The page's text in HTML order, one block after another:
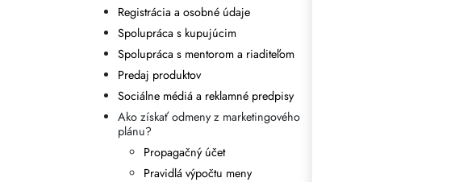
Registrácia a osobné údaje
Spolupráca s kupujúcim
Spolupráca s mentorom a riaditeľom
Predaj produktov
Sociálne médiá a reklamné predpisy
Ako získať odmeny z marketingového
plánu?
Propagačný účet
Pravidlá výpočtu meny